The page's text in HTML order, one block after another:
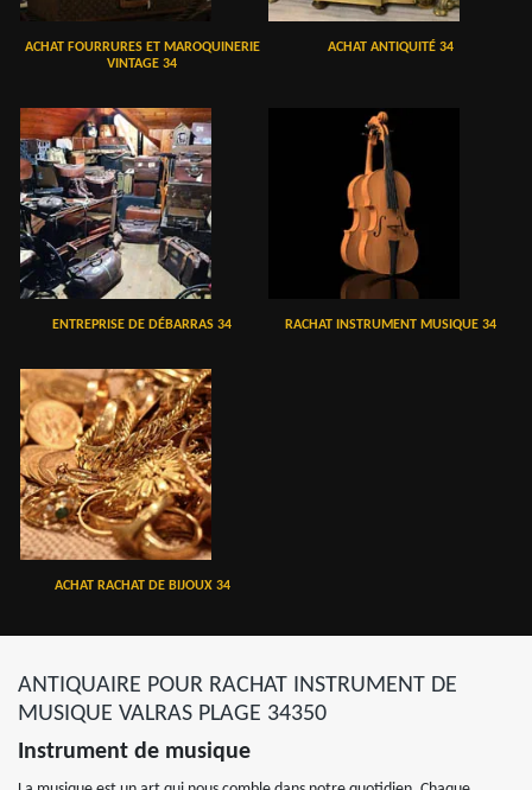
ACHAT FOURRURES ET MAROQUINERIE
VINTAGE 34
ACHAT ANTIQUITÉ 34
ENTREPRISE DE DÉBARRAS 34 RACHAT INSTRUMENT MUSIQUE 34
ACHAT RACHAT DE BIJOUX 34
ANTIQUAIRE POUR RACHAT INSTRUMENT DE
MUSIQUE VALRAS PLAGE 34350
Instrument de musique